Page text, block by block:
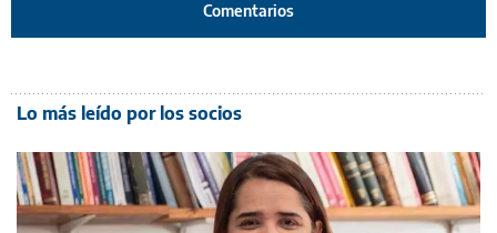
Comentarios
Lo más leído por los socios